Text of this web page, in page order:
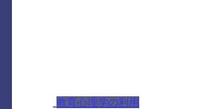
教育心理学の利用